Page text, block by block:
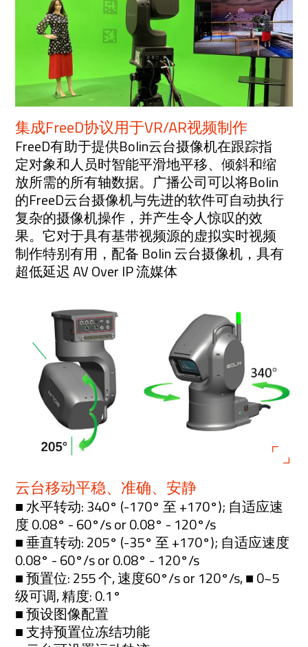
集成FreeD协议用于VR/AR视频制作
FreeD有助于提供Bolin云台摄像机在跟踪指
定对象和人员时智能平滑地平移、倾斜和缩
放所需的所有轴数据。广播公司可以将Bolin
的FreeD云台摄像机与先进的软件可自动执行
复杂的摄像机操作，并产生令人惊叹的效
果。它对于具有基带视频源的虚拟实时视频
制作特别有用，配备 Bolin 云台摄像机，具有
超低延迟 AV Over IP 流媒体
云台移动平稳、准确、安静
■ 水平转动: 340° (-170° 至 +170°); 自适应速
度 0.08° - 60°/s or 0.08° - 120°/s
■ 垂直转动: 205° (-35° 至 +170°); 自适应速度
0.08° - 60°/s or 0.08° - 120°/s
■ 预置位: 255 个, 速度60°/s or 120°/s, ■ 0~5
级可调, 精度: 0.1°
■ 预设图像配置
■ 支持预置位冻结功能